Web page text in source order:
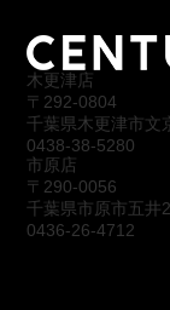
木更津店
〒292-0804
千葉県木更津市文
0438-38-5280
市原店
〒290-0056
千葉県市原市五
0436-26-4712